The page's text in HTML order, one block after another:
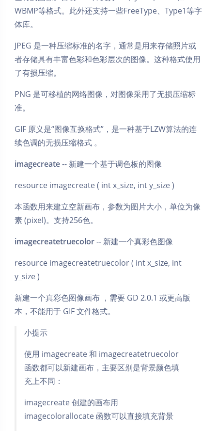
WBMP等格式。此外还支持一些FreeType、Type1等字
体库。
JPEG 是一种压缩标准的名字，通常是用来存储照片或
者存储具有丰富色彩和色彩层次的图像。这种格式使用
了有损压缩。
PNG 是可移植的网络图像，对图像采用了无损压缩标
准。
GIF 原义是“图像互换格式”，是一种基于LZW算法的连
续色调的无损压缩格式 。
imagecreate-- 新建一个基于调色板的图像
resource imagecreate ( int x_size, int y_size )
本函数用来建立空新画布，参数为图片大小，单位为像
素 (pixel)。支持256色。
imagecreatetruecolor-- 新建一个真彩色图像
resource imagecreatetruecolor ( int x_size, int
y_size )
新建一个真彩色图像画布 ，需要 GD 2.0.1 或更高版
本，不能用于 GIF 文件格式。
小提示
使用 imagecreate 和 imagecreatetruecolor
函数都可以新建画布，主要区别是背景颜色填
充上不同：
imagecreate 创建的画布用
imagecolorallocate 函数可以直接填充背景